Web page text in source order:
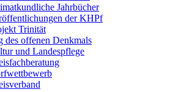
Jahrbücher
der KHPf
Trinität
des offenen Denkmals
und Landespflege